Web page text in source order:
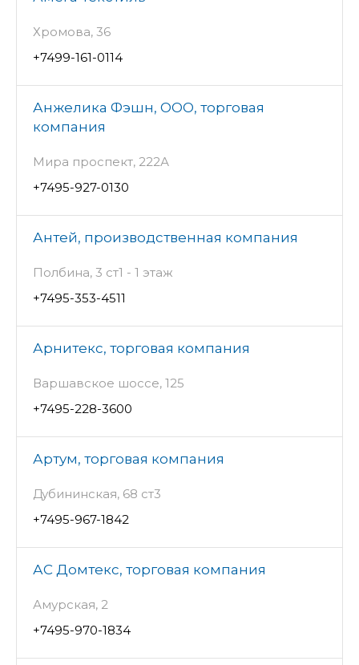
Хромова, 36
+7499-161-0114
Анжелика Фэшн, ООО, торговая
компания
Мира проспект, 222А
+7495-927-0130
Антей, производственная компания
Полбина, 3 ст1 - 1 этаж
+7495-353-4511
Арнитекс, торговая компания
Варшавское шоссе, 125
+7495-228-3600
Артум, торговая компания
Дубининская, 68 ст3
+7495-967-1842
АС Домтекс, торговая компания
Амурская, 2
+7495-970-1834